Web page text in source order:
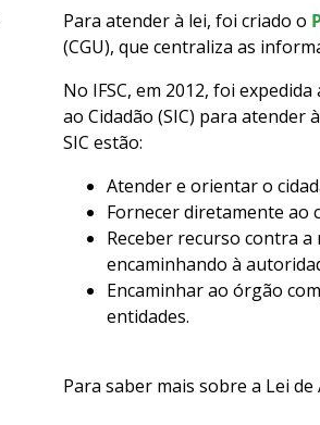
Para atender à lei, foi criado o
(CGU), que centraliza as
No IFSC, em 2012, foi
ao Cidadão (SIC) para atender
SIC estão:
Atender e orientar o
Fornecer diretamente ao
Receber recurso contra a
encaminhando à
Encaminhar ao órgão
entidades.
Para saber mais sobre a Lei